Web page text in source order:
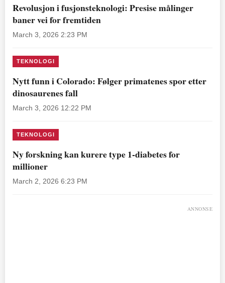
Revolusjon i fusjonsteknologi: Presise målinger
baner vei for fremtiden
March 3, 2026 2:23 PM
TEKNOLOGI
Nytt funn i Colorado: Følger primatenes spor etter
dinosaurenes fall
March 3, 2026 12:22 PM
TEKNOLOGI
Ny forskning kan kurere type 1-diabetes for
millioner
March 2, 2026 6:23 PM
ANNONSE